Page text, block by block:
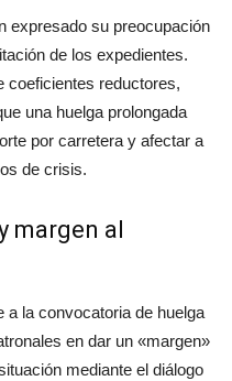
expresado su preocupación
de los expedientes.
coeficientes reductores,
una huelga prolongada
por carretera y afectar a
de crisis.
margen al
la convocatoria de huelga
en dar un «margen»
mediante el diálogo